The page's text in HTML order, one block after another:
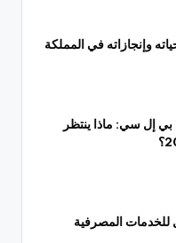
وإنجازاته في المملكة
بي إل سي: ماذا ينتظر
المصرفية